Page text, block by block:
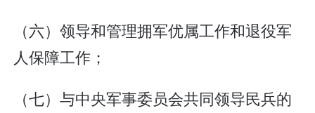
（六）领导和管理拥军优属工作和退役军
人保障工作；
（七）与中央军事委员会共同领导民兵的